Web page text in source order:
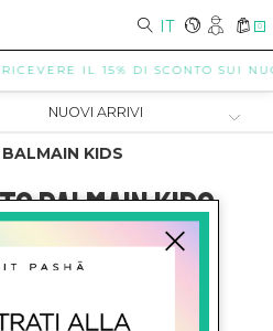
IT 0
IL 15% DI SCONTO SUI
BALMAIN KIDS
BALMAIN KIDS